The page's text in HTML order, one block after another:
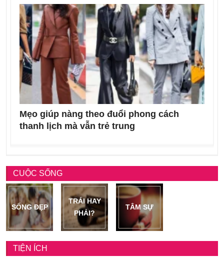
Mẹo giúp nàng theo đuổi phong cách
thanh lịch mà vẫn trẻ trung
CUỘC SỐNG
SỐNG ĐẸP
TRÁI HAY
PHẢI?
TÂM SỰ
TIỆN ÍCH